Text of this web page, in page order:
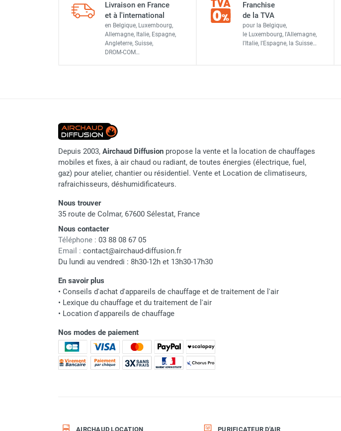
Chauffage FARM au fioul
Chauffage d'atelier granulés / bois /
Chaudière fixe à eau
Aérotherme fixe mural
(détente directe)
Chauffage mobile électrique, fioul et
gaz
Chauffage mobile électrique
Chauffage électrique soufflant
Chauffage haute température pour
étuvage industriel ou destruction
punaises de lit
Chauffage électrique infrarouge
Chauffage électrique par convection
Chauffage mobile au fioul et GNR
Chauffage fioul soufflant avec
Chauffage fioul soufflant avec
cheminée à raccorder sur citerne
Chauffage fioul soufflant sans
cheminée à combustion directe
Chauffage fioul
infrarouge/rayonnant
Chauffage mobile au gaz propane /
butane
Chauffage mobile au gaz rayonnant
Marque Vortice
Référence fournisseur GVP200
Origine
Livraison en France
et à l'international
en Belgique, Luxembourg,
Allemagne, Italie, Espagne,
Angleterre, Suisse,
DROM-COM…
Franchise
de la TVA
pour la Belgique,
le Luxembourg, l'Allemagne,
l'Italie, l'Espagne, la Suisse…
Depuis 2003, Airchaud Diffusion propose la vente et la location de chauffages
mobiles et fixes, à air chaud ou radiant, de toutes énergies (électrique, fuel,
gaz) pour atelier, chantier ou résidentiel. Vente et Location de climatiseurs,
rafraichisseurs, déshumidificateurs.
Nous trouver
35 route de Colmar, 67600 Sélestat, France
Nous contacter
Téléphone : 03 88 08 67 05
Email : contact@airchaud-diffusion.fr
Du lundi au vendredi : 8h30-12h et 13h30-17h30
En savoir plus
• Conseils d'achat d'appareils de chauffage et de traitement de l'air
• Lexique du chauffage et du traitement de l'air
• Location d'appareils de chauffage
Nos modes de paiement
AIRCHAUD LOCATION PURIFICATEUR D'AIR